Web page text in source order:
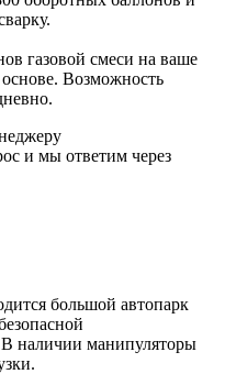
газовой смеси на ваше
Возможность
и мы ответим через
большой автопарк
наличии манипуляторы